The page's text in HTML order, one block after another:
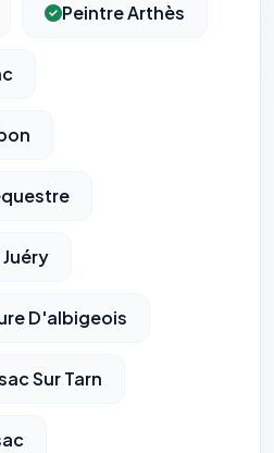
Peintre Arthès
D'albigeois
Sur Tarn